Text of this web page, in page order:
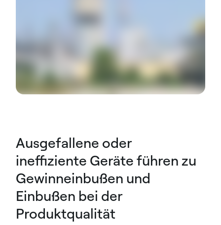
Ausgefallene oder
ineffiziente Geräte führen zu
Gewinneinbußen und
Einbußen bei der
Produktqualität